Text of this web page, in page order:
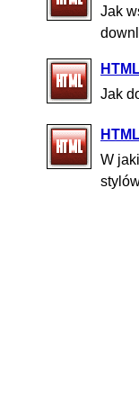
Jak
Jak
W